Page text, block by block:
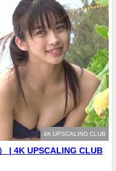
4K UPSCALING CLUB
| 4K UPSCALING CLUB